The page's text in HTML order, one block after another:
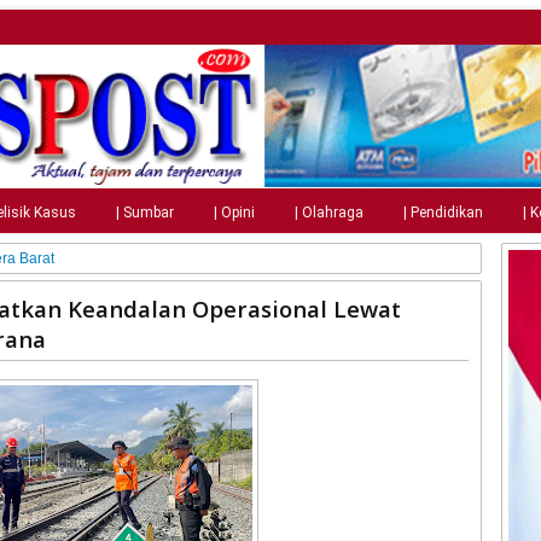
Kasus | Sumbar | Opini | Olahraga | Pendidikan |
Barat
Keandalan Operasional Lewat